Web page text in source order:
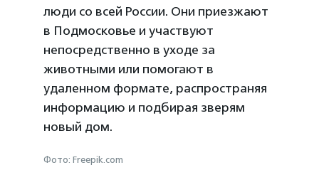
люди со всей России. Они приезжают
в Подмосковье и участвуют
непосредственно в уходе за
животными или помогают в
удаленном формате, распространяя
информацию и подбирая зверям
новый дом.
Фото: Freepik.com